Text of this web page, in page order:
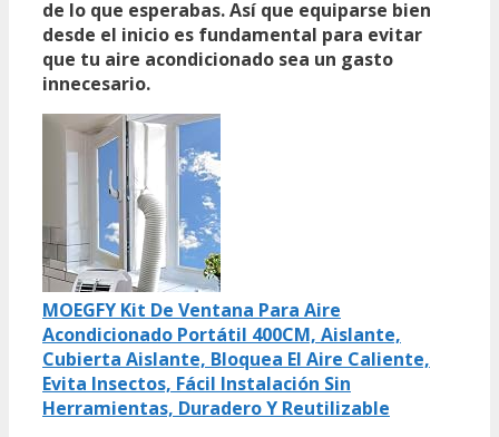
de lo que esperabas. Así que equiparse bien
desde el inicio es fundamental para evitar
que tu aire acondicionado sea un gasto
innecesario.
MOEGFY Kit De Ventana Para Aire
Acondicionado Portátil 400CM, Aislante,
Cubierta Aislante, Bloquea El Aire Caliente,
Evita Insectos, Fácil Instalación Sin
Herramientas, Duradero Y Reutilizable